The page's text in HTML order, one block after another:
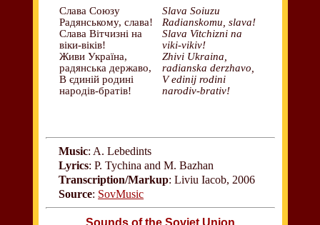
Слава Союзу
Радянському, слава!
Слава Вітчизні на
віки-віків!
Живи Україна,
радянська державо,
В єдиній родині
народів-братів!
Slava Soiuzu
Radianskomu, slava!
Slava Vitchizni na
viki-vikiv!
Zhivi Ukraina,
radianska derzhavo,
V edinij rodini
narodiv-brativ!
Music: A. Lebedints
Lyrics: P. Tychina and M. Bazhan
Transcription/Markup: Liviu Iacob, 2006
Source: SovMusic